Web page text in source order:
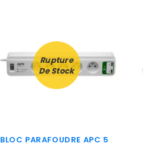
Rupture
De Stock
BLOC PARAFOUDRE APC 5